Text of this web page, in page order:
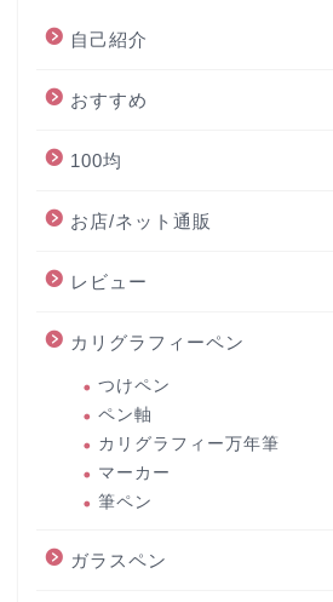
自己紹介
おすすめ
100均
お店/ネット通販
レビュー
カリグラフィーペン
つけペン
ペン軸
カリグラフィー万年筆
マーカー
筆ペン
ガラスペン